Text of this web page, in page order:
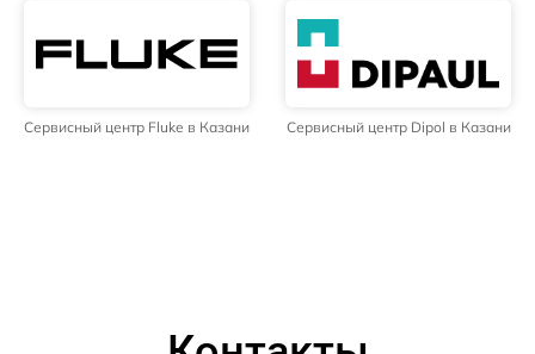
Сервисный центр Fluke в Казани Сервисный центр Dipol в Казани